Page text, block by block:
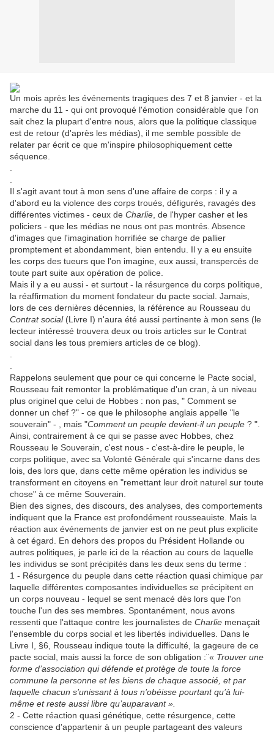
Un mois après les événements tragiques des 7 et 8 janvier - et la
marche du 11 - qui ont provoqué l'émotion considérable que l'on
sait chez la plupart d'entre nous, alors que la politique classique
est de retour (d'après les médias), il me semble possible de
relater par écrit ce que m'inspire philosophiquement cette
séquence.
Il s'agit avant tout à mon sens d'une affaire de corps : il y a
d'abord eu la violence des corps troués, défigurés, ravagés des
différentes victimes - ceux de Charlie , de l'hyper casher et les
policiers - que les médias ne nous ont pas montrés. Absence
d'images que l'imagination horrifiée se charge de pallier
promptement et abondamment, bien entendu. Il y a eu ensuite
les corps des tueurs que l'on imagine, eux aussi, transpercés de
toute part suite aux opération de police.
Mais il y a eu aussi - et surtout - la résurgence du corps politique,
la réaffirmation du moment fondateur du pacte social. Jamais,
lors de ces dernières décennies, la référence au Rousseau du
Contrat social(Livre I) n'aura été aussi pertinente à mon sens (le
lecteur intéressé trouvera deux ou trois articles sur le Contrat
social dans les tous premiers articles de ce blog).
Rappelons seulement que pour ce qui concerne le Pacte social,
Rousseau fait remonter la problématique d'un cran, à un niveau
plus originel que celui de Hobbes : non pas, " Comment se
donner un chef ?" - ce que le philosophe anglais appelle "le
souverain" - , mais "Comment un peuple devient-il un peuple ? ".
Ainsi, contrairement à ce qui se passe avec Hobbes, chez
Rousseau le Souverain, c'est nous - c'est-à-dire le peuple, le
corps politique, avec sa Volonté Générale qui s'incarne dans des
lois, des lors que, dans cette même opération les individus se
transforment en citoyens en "remettant leur droit naturel sur toute
chose" à ce même Souverain.
Bien des signes, des discours, des analyses, des comportements
indiquent que la France est profondément rousseauiste. Mais la
réaction aux événements de janvier est on ne peut plus explicite
à cet égard. En dehors des propos du Président Hollande ou
autres politiques, je parle ici de la réaction au cours de laquelle
les individus se sont précipités dans les deux sens du terme :
1 - Résurgence du peuple dans cette réaction quasi chimique par
laquelle différentes composantes individuelles se précipitent en
un corps nouveau - lequel se sent menacé dès lors que l'on
touche l'un des ses membres. Spontanément, nous avons
ressenti que l'attaque contre les journalistes de Charlie menaçait
l'ensemble du corps social et les libertés individuelles. Dans le
Livre I, §6, Rousseau indique toute la difficulté, la gageure de ce
pacte social, mais aussi la force de son obligation :¨« Trouver une
forme d’association qui défende et protège de toute la force
commune la personne et les biens de chaque associé, et par
laquelle chacun s’unissant à tous n’obéisse pourtant qu’à lui-
même et reste aussi libre qu’auparavant ».
2 - Cette réaction quasi génétique, cette résurgence, cette
conscience d'appartenir à un peuple partageant des valeurs